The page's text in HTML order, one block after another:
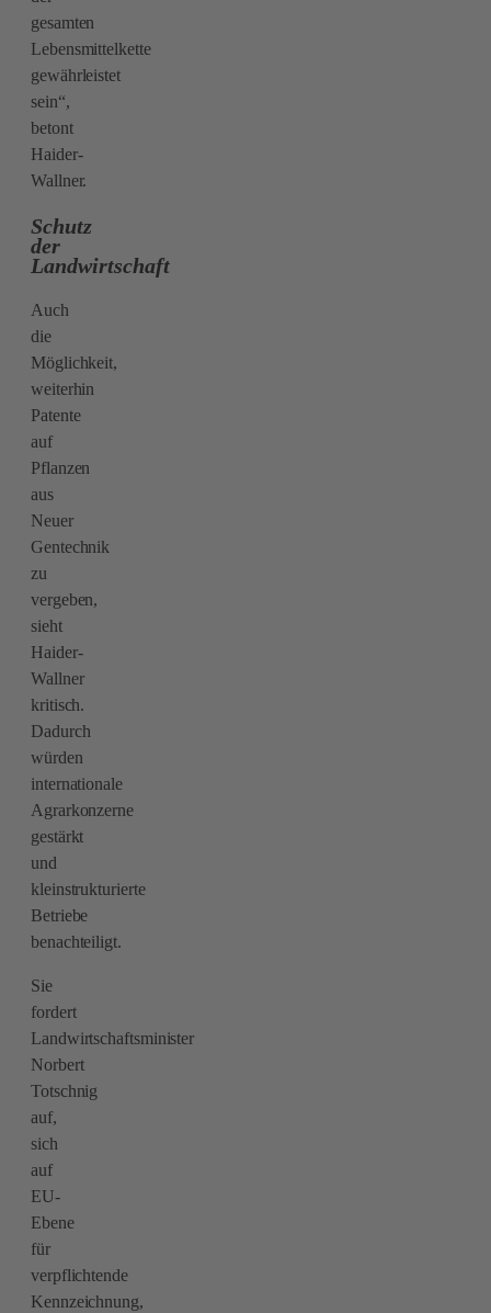
gesamten
Lebensmittelkette
gewährleistet
sein“,
betont
Haider-
Wallner.
Schutz
der
Landwirtschaft
Auch
die
Möglichkeit,
weiterhin
Patente
auf
Pflanzen
aus
Neuer
Gentechnik
zu
vergeben,
sieht
Haider-
Wallner
kritisch.
Dadurch
würden
internationale
Agrarkonzerne
gestärkt
und
kleinstrukturierte
Betriebe
benachteiligt.
Sie
fordert
Landwirtschaftsminister
Norbert
Totschnig
auf,
sich
auf
EU-
Ebene
für
verpflichtende
Kennzeichnung,